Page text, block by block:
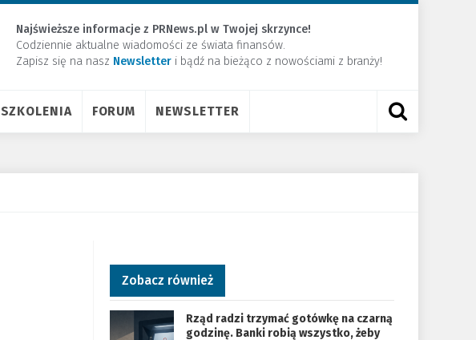
Najświeższe informacje z PRNews.pl w Twojej skrzynce!
Codziennie aktualne wiadomości ze świata finansów.
Zapisz się na nasz Newsletter ​i bądź na bieżąco z nowościami z branży!
SZKOLENIA FORUM NEWSLETTER
Zobacz również
Rząd radzi trzymać gotówkę na czarną
godzinę. Banki robią wszystko, żeby